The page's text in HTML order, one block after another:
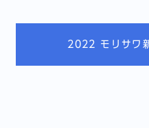
2022 モリサワ